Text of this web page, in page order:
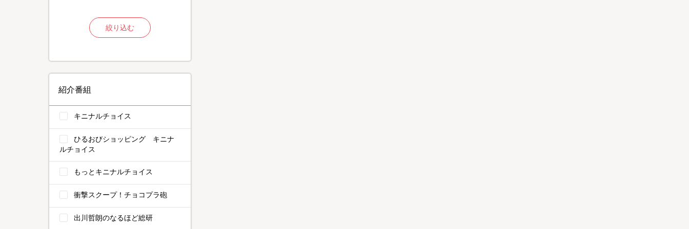
絞り込む
紹介番組
キニナルチョイス
ひるおびショッピング キニナ
ルチョイス
もっとキニナルチョイス
衝撃スクープ！チョコプラ砲
出川哲朗のなるほど総研